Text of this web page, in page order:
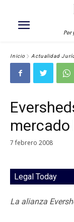
Por
Inicio Actualidad
mercado
7 febrero 2008
Legal Today
La alianza